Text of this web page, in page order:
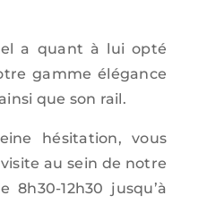
a quant à lui opté
gamme élégance
que son rail.
hésitation, vous
au sein de notre
8h30-12h30 jusqu’à